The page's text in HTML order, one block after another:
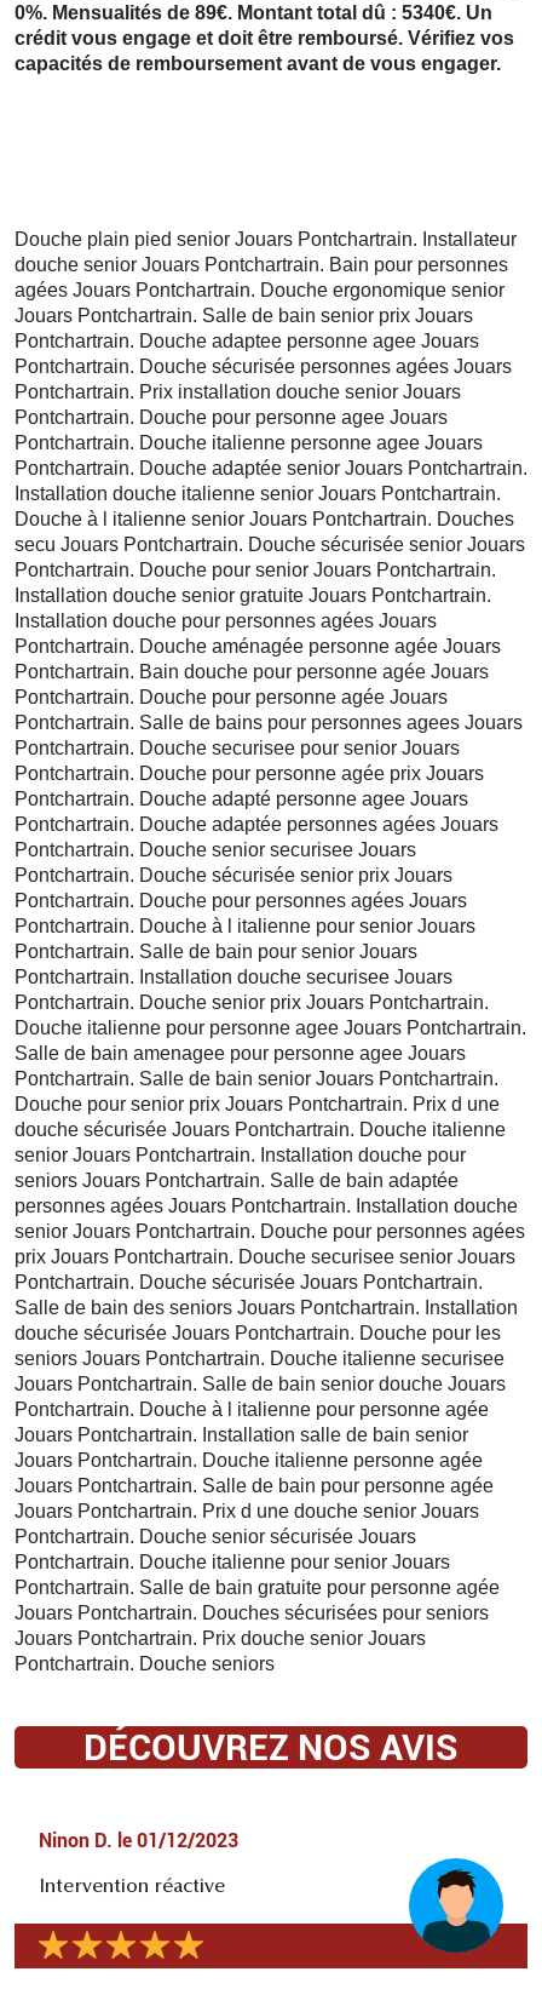
0%. Mensualités de 89€. Montant total dû : 5340€. Un
crédit vous engage et doit être remboursé. Vérifiez vos
capacités de remboursement avant de vous engager.
Douche plain pied senior Jouars Pontchartrain. Installateur
douche senior Jouars Pontchartrain. Bain pour personnes
agées Jouars Pontchartrain. Douche ergonomique senior
Jouars Pontchartrain. Salle de bain senior prix Jouars
Pontchartrain. Douche adaptee personne agee Jouars
Pontchartrain. Douche sécurisée personnes agées Jouars
Pontchartrain. Prix installation douche senior Jouars
Pontchartrain. Douche pour personne agee Jouars
Pontchartrain. Douche italienne personne agee Jouars
Pontchartrain. Douche adaptée senior Jouars Pontchartrain.
Installation douche italienne senior Jouars Pontchartrain.
Douche à l italienne senior Jouars Pontchartrain. Douches
secu Jouars Pontchartrain. Douche sécurisée senior Jouars
Pontchartrain. Douche pour senior Jouars Pontchartrain.
Installation douche senior gratuite Jouars Pontchartrain.
Installation douche pour personnes agées Jouars
Pontchartrain. Douche aménagée personne agée Jouars
Pontchartrain. Bain douche pour personne agée Jouars
Pontchartrain. Douche pour personne agée Jouars
Pontchartrain. Salle de bains pour personnes agees Jouars
Pontchartrain. Douche securisee pour senior Jouars
Pontchartrain. Douche pour personne agée prix Jouars
Pontchartrain. Douche adapté personne agee Jouars
Pontchartrain. Douche adaptée personnes agées Jouars
Pontchartrain. Douche senior securisee Jouars
Pontchartrain. Douche sécurisée senior prix Jouars
Pontchartrain. Douche pour personnes agées Jouars
Pontchartrain. Douche à l italienne pour senior Jouars
Pontchartrain. Salle de bain pour senior Jouars
Pontchartrain. Installation douche securisee Jouars
Pontchartrain. Douche senior prix Jouars Pontchartrain.
Douche italienne pour personne agee Jouars Pontchartrain.
Salle de bain amenagee pour personne agee Jouars
Pontchartrain. Salle de bain senior Jouars Pontchartrain.
Douche pour senior prix Jouars Pontchartrain. Prix d une
douche sécurisée Jouars Pontchartrain. Douche italienne
senior Jouars Pontchartrain. Installation douche pour
seniors Jouars Pontchartrain. Salle de bain adaptée
personnes agées Jouars Pontchartrain. Installation douche
senior Jouars Pontchartrain. Douche pour personnes agées
prix Jouars Pontchartrain. Douche securisee senior Jouars
Pontchartrain. Douche sécurisée Jouars Pontchartrain.
Salle de bain des seniors Jouars Pontchartrain. Installation
douche sécurisée Jouars Pontchartrain. Douche pour les
seniors Jouars Pontchartrain. Douche italienne securisee
Jouars Pontchartrain. Salle de bain senior douche Jouars
Pontchartrain. Douche à l italienne pour personne agée
Jouars Pontchartrain. Installation salle de bain senior
Jouars Pontchartrain. Douche italienne personne agée
Jouars Pontchartrain. Salle de bain pour personne agée
Jouars Pontchartrain. Prix d une douche senior Jouars
Pontchartrain. Douche senior sécurisée Jouars
Pontchartrain. Douche italienne pour senior Jouars
Pontchartrain. Salle de bain gratuite pour personne agée
Jouars Pontchartrain. Douches sécurisées pour seniors
Jouars Pontchartrain. Prix douche senior Jouars
Pontchartrain. Douche seniors
DÉCOUVREZ NOS AVIS
Ninon D. le 01/12/2023
Intervention réactive